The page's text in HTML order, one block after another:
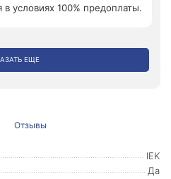
в условиях 100% предоплаты.
ЕЩЕ
Отзывы
IEK
Да